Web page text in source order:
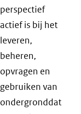
perspectief
actief is bij het
leveren,
beheren,
opvragen en
gebruiken van
ondergronddat